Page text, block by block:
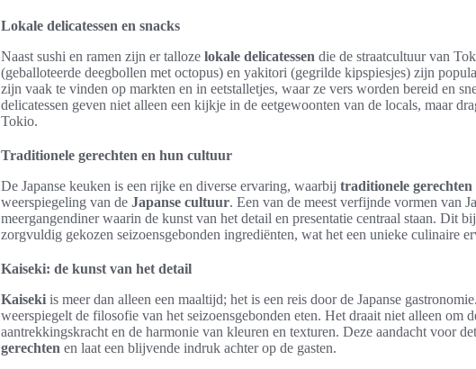
Lokale delicatessen en snacks
Naast sushi en ramen zijn er talloze lokale delicatessen die de straatcultuur van
(geballoteerde deegbollen met octopus) en yakitori (gegrilde kipspiesjes) zijn
zijn vaak te vinden op markten en in eetstalletjes, waar ze vers worden bereid en
delicatessen geven niet alleen een kijkje in de eetgewoonten van de locals, maar
Tokio.
Traditionele gerechten en hun cultuur
De Japanse keuken is een rijke en diverse ervaring, waarbij traditionele gerechten
weerspiegeling van de Japanse cultuur. Een van de meest verfijnde vormen van
meergangendiner waarin de kunst van het detail en presentatie centraal staan. Dit
zorgvuldig gekozen seizoensgebonden ingrediënten, wat het een unieke culinaire
Kaiseki: de kunst van het detail
Kaiseki is meer dan alleen een maaltijd; het is een reis door de Japanse
weerspiegelt de filosofie van het seizoensgebonden eten. Het draait niet alleen om
aantrekkingskracht en de harmonie van kleuren en texturen. Deze aandacht voor
gerechten en laat een blijvende indruk achter op de gasten.